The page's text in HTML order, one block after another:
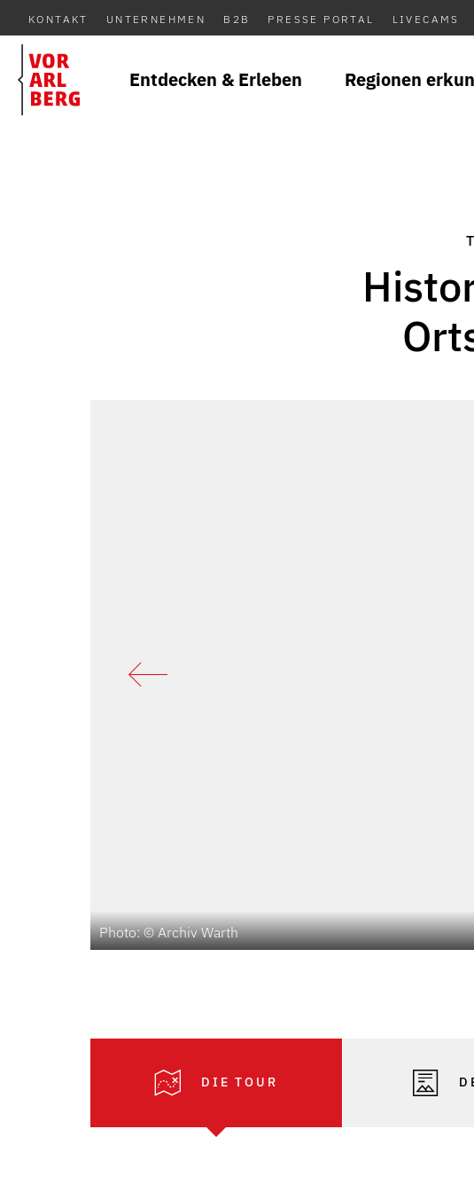
KONTAKT UNTERNEHMEN B2B PRESSE PORTAL LIVECAMS
Entdecken & Erleben Regionen
Photo: © Archiv Warth
DIE TOUR